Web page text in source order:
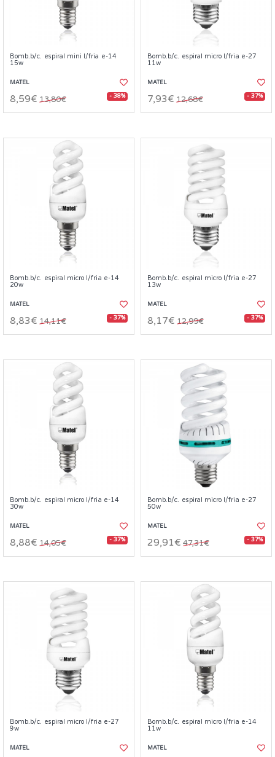
Bomb.b/c. espiral mini l/fria e-14
15w
MATEL
8,59€ 13,80€ - 38%
Bomb.b/c. espiral micro l/fria e-27
11w
MATEL
7,93€ 12,68€ - 37%
Bomb.b/c. espiral micro l/fria e-14
20w
MATEL
8,83€ 14,11€ - 37%
Bomb.b/c. espiral micro l/fria e-27
13w
MATEL
8,17€ 12,99€ - 37%
Bomb.b/c. espiral micro l/fria e-14
30w
MATEL
8,88€ 14,05€ - 37%
Bomb.b/c. espiral micro l/fria e-27
50w
MATEL
29,91€ 47,31€ - 37%
Bomb.b/c. espiral micro l/fria e-27
9w
MATEL
Bomb.b/c. espiral micro l/fria e-14
11w
MATEL